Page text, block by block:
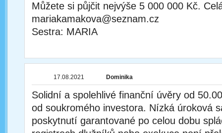
Můžete si půjčit nejvýše 5 000 000 Kč.
mariakamakova@seznam.cz
Sestra: MARIA
17.08.2021 Dominika
Solidní a spolehlivé finanční úvěry od
od soukromého investora. Nízká úroková
poskytnutí garantované po celou dobu